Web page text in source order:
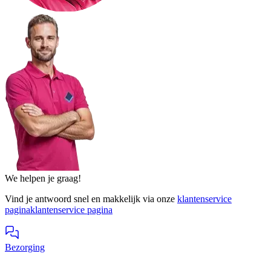
We helpen je graag!
Vind je antwoord snel en makkelijk via onze klantenservice
paginaklantenservice pagina
Bezorging